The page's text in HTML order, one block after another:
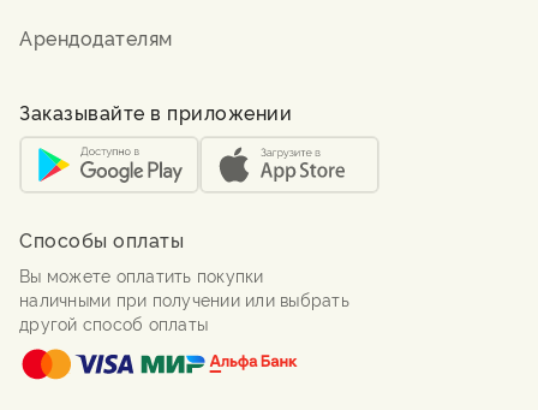
Арендодателям
Заказывайте в приложении
Способы оплаты
Вы можете оплатить покупки
наличными при получении или выбрать
другой способ оплаты